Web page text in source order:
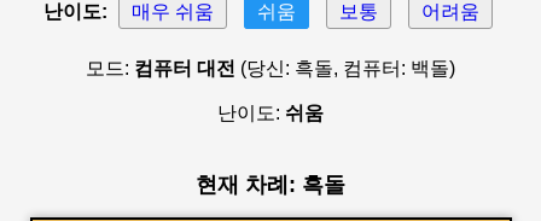
난이도: 매우 쉬움 쉬움 보통 어려움
모드: 컴퓨터 대전 (당신: 흑돌, 컴퓨터: 백돌)
난이도: 쉬움
현재 차례: 흑돌